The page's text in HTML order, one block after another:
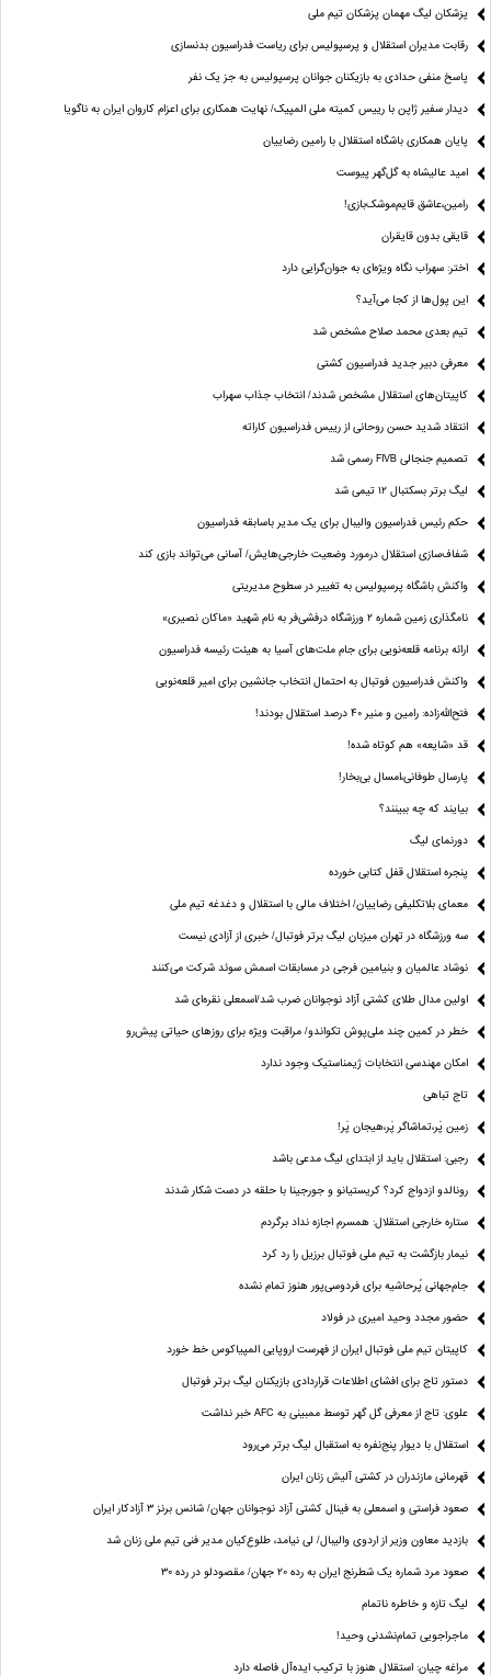
پزشکان لیگ مهمان پزشکان تیم ملی
رقابت مدیران استقلال و پرسپولیس برای ریاست فدراسیون بدنسازی
پاسخ منفی حدادی به بازیکنان جوانان پرسپولیس به جز یک نفر
دیدار سفیر ژاپن با رییس کمیته ملی المپیک/ نهایت همکاری برای اعزام کاروان ایران به ناگویا
پایان همکاری باشگاه استقلال با رامین رضاییان
امید عالیشاه به گل‌گهر پیوست
رامین،عاشق قایم‌موشک‌بازی!
قایقی بدون قایقران
اختر: سهراب نگاه ویژه‌ای به جوان‌گرایی دارد
این پول‌ها از کجا می‌آید؟
تیم بعدی محمد صلاح مشخص شد
معرفی دبیر جدید فدراسیون کشتی
کاپیتان‌های استقلال مشخص شدند/ انتخاب جذاب سهراب
انتقاد شدید حسن روحانی از رییس فدراسیون کاراته
تصمیم جنجالی FIVB رسمی شد
لیگ برتر بسکتبال ۱۲ تیمی شد
حکم رئیس فدراسیون والیبال برای یک مدیر باسابقه فدراسیون
شفاف‌سازی استقلال درمورد وضعیت خارجی‌هایش/ آسانی می‌تواند بازی کند
واکنش باشگاه پرسپولیس به تغییر در سطوح مدیریتی
نامگذاری زمین شماره ۲ ورزشگاه درفشی‌فر به نام شهید «ماکان نصیری»
ارائه برنامه‌ قلعه‌نویی برای جام ملت‌های آسیا به هیئت رئیسه فدراسیون
واکنش فدراسیون فوتبال به احتمال انتخاب جانشین برای امیر قلعه‌نویی
فتح‌الله‌زاده: رامین و منیر 40 درصد استقلال بودند!
قد «شایعه» هم کوتاه شده!
پارسال طوفانی،امسال بی‌بخار!
بیایند که چه ببینند؟
دورنمای لیگ
پنجره‌ استقلال قفل کتابی خورده
معمای بلاتکلیفی رضاییان/ اختلاف مالی با استقلال و دغدغه تیم ملی
سه ورزشگاه در تهران میزبان لیگ برتر فوتبال/ خبری از آزادی نیست
نوشاد عالمیان و بنیامین فرجی در مسابقات اسمش سوئد شرکت می‌کنند
اولین مدال طلای کشتی آزاد نوجوانان ضرب شد/اسمعلی نقره‌ای شد
خطر در کمین چند ملی‌پوش تکواندو/ مراقبت ویژه برای روزهای حیاتی پیش‌رو
امکان مهندسی انتخابات ژیمناستیک وجود ندارد
تاج تباهی
زمین پَر،تماشاگر پَر،هیجان پَر!
رجبی: استقلال باید از ابتدای لیگ مدعی باشد
رونالدو ازدواج کرد؟ کریستیانو و جورجینا با حلقه در دست شکار شدند
ستاره خارجی استقلال: همسرم اجازه نداد برگردم
نیمار بازگشت به تیم ملی فوتبال برزیل را رد کرد
جام‌جهانی پُرحاشیه برای فردوسی‌پور هنوز تمام نشده
حضور مجدد وحید امیری در فولاد
کاپیتان تیم ملی فوتبال ایران از فهرست اروپایی المپیاکوس خط خورد
دستور تاج برای افشای اطلاعات قراردادی بازیکنان لیگ برتر فوتبال
علوی: تاج از معرفی گل گهر توسط ممبینی به AFC خبر نداشت
استقلال با دیوار پنج‌نفره به استقبال لیگ برتر می‌رود
قهرمانی مازندران در کشتی آلیش زنان ایران
صعود فراستی و اسمعلی به فینال کشتی آزاد نوجوانان جهان/ شانس برنز ۳ آزادکار ایران
بازدید معاون وزیر از اردوی والیبال/ لی نیامد، طلوع‌کیان مدیر فنی تیم ملی زنان شد
صعود مرد شماره یک شطرنج ایران به رده ۲۰ جهان/ مقصودلو در رده ۳۰
لیگ تازه و خاطره ناتمام
ماجراجویی تمام‌نشدنی وحید!
مراغه چیان: استقلال هنوز با ترکیب ایده‌آل فاصله دارد